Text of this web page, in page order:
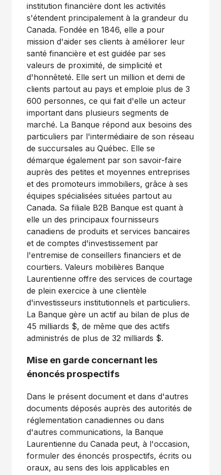
institution financière dont les activités
s'étendent principalement à la grandeur du
Canada. Fondée en 1846, elle a pour
mission d'aider ses clients à améliorer leur
santé financière et est guidée par ses
valeurs de proximité, de simplicité et
d'honnêteté. Elle sert un million et demi de
clients partout au pays et emploie plus de 3
600 personnes, ce qui fait d'elle un acteur
important dans plusieurs segments de
marché. La Banque répond aux besoins des
particuliers par l'intermédiaire de son réseau
de succursales au Québec. Elle se
démarque également par son savoir-faire
auprès des petites et moyennes entreprises
et des promoteurs immobiliers, grâce à ses
équipes spécialisées situées partout au
Canada. Sa filiale B2B Banque est quant à
elle un des principaux fournisseurs
canadiens de produits et services bancaires
et de comptes d'investissement par
l'entremise de conseillers financiers et de
courtiers. Valeurs mobilières Banque
Laurentienne offre des services de courtage
de plein exercice à une clientèle
d'investisseurs institutionnels et particuliers.
La Banque gère un actif au bilan de plus de
45 milliards $, de même que des actifs
administrés de plus de 32 milliards $.
Mise en garde concernant les
énoncés prospectifs
Dans le présent document et dans d'autres
documents déposés auprès des autorités de
réglementation canadiennes ou dans
d'autres communications, la Banque
Laurentienne du Canada peut, à l'occasion,
formuler des énoncés prospectifs, écrits ou
oraux, au sens des lois applicables en